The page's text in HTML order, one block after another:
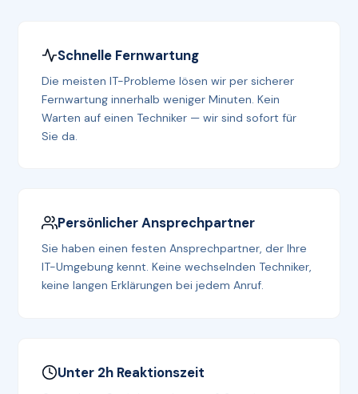
Schnelle Fernwartung
Die meisten IT-Probleme lösen wir per sicherer
Fernwartung innerhalb weniger Minuten. Kein
Warten auf einen Techniker — wir sind sofort für
Sie da.
Persönlicher Ansprechpartner
Sie haben einen festen Ansprechpartner, der Ihre
IT-Umgebung kennt. Keine wechselnden Techniker,
keine langen Erklärungen bei jedem Anruf.
Unter 2h Reaktionszeit